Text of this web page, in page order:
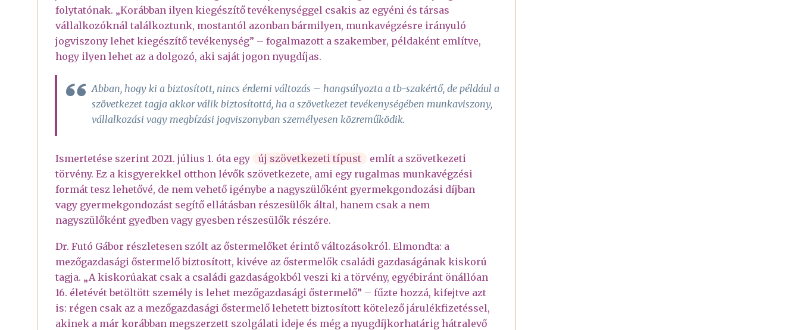
folytatónak. „Korábban ilyen kiegészítő tevékenységgel csakis az egyéni és társas
vállalkozóknál találkoztunk, mostantól azonban bármilyen, munkavégzésre irányuló
jogviszony lehet kiegészítő tevékenység” – fogalmazott a szakember, példaként említve,
hogy ilyen lehet az a dolgozó, aki saját jogon nyugdíjas.
Abban, hogy ki a biztosított, nincs érdemi változás – hangsúlyozta a tb-szakértő, de például a
szövetkezet tagja akkor válik biztosítottá, ha a szövetkezet tevékenységében munkaviszony,
vállalkozási vagy megbízási jogviszonyban személyesen közreműködik.
Ismertetése szerint 2021. július 1. óta egy új szövetkezeti típust
említ a szövetkezeti
törvény. Ez a kisgyerekkel otthon lévők szövetkezete, ami egy rugalmas munkavégzési
formát tesz lehetővé, de nem vehető igénybe a nagyszülőként gyermekgondozási díjban
vagy gyermekgondozást segítő ellátásban részesülők által, hanem csak a nem
nagyszülőként gyedben vagy gyesben részesülők részére.
Dr. Futó Gábor részletesen szólt az őstermelőket érintő változásokról. Elmondta: a
mezőgazdasági őstermelő biztosított, kivéve az őstermelők családi gazdaságának kiskorú
tagja. „A kiskorúakat csak a családi gazdaságokból veszi ki a törvény, egyébiránt önállóan
16. életévét betöltött személy is lehet mezőgazdasági őstermelő” – fűzte hozzá, kifejtve azt
is: régen csak az a mezőgazdasági őstermelő lehetett biztosított kötelező járulékfizetéssel,
akinek a már korábban megszerzett szolgálati ideje és még a nyugdíjkorhatárig hátralevő